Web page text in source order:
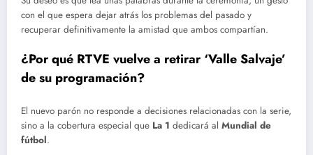
con el que espera dejar atrás los problemas del pasado y
recuperar definitivamente la amistad que ambos compartían.
¿Por qué RTVE vuelve a retirar ‘Valle Salvaje’
de su programación?
El nuevo parón no responde a decisiones relacionadas con la serie,
sino a la cobertura especial que La 1 dedicará al Mundial de
fútbol.